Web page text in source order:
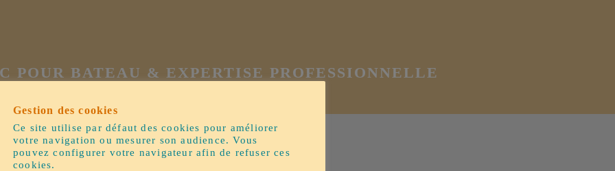
POUR BATEAU & EXPERTISE PROFESSIONNELLE
Gestion des cookies
Ce site utilise par défaut des cookies pour améliorer
votre navigation ou mesurer son audience. Vous
pouvez configurer votre navigateur afin de refuser ces
cookies.